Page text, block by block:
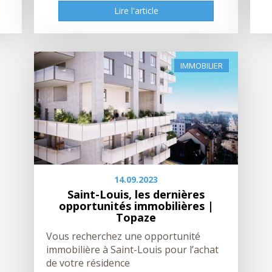
Lire l'article
IMMOBILIER
14.09.2023
Saint-Louis, les dernières
opportunités immobilières |
Topaze
Vous recherchez une opportunité
immobilière à Saint-Louis pour l’achat
de votre résidence